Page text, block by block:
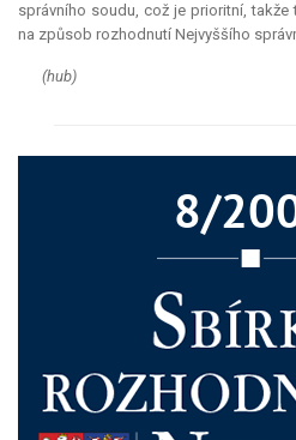
správního soudu, což je prioritní,
na způsob rozhodnutí Nejvyššího
(hub)